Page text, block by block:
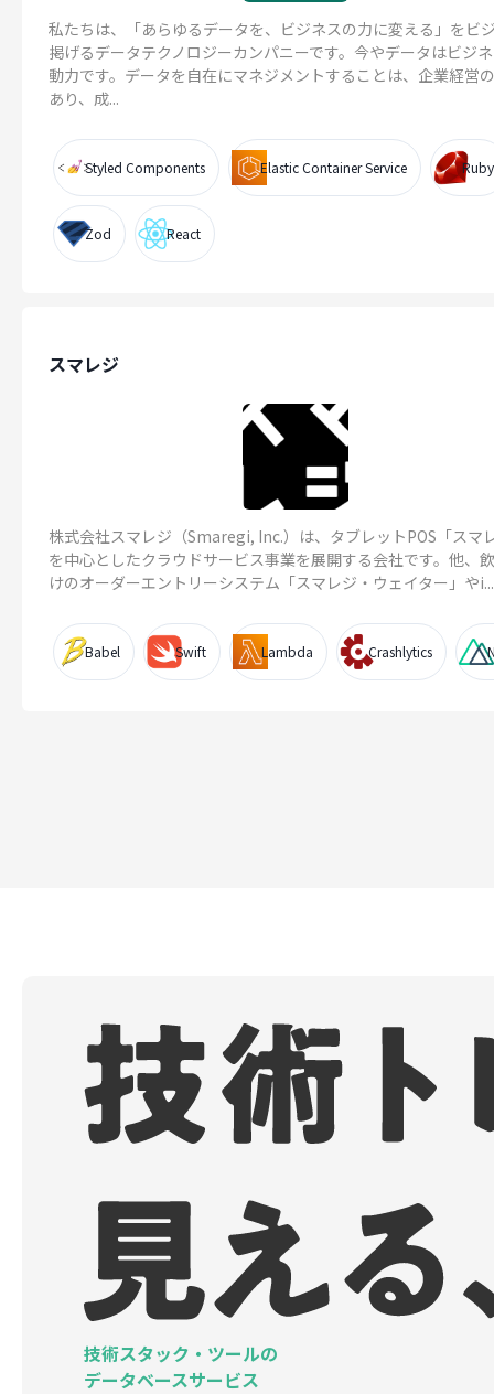
私たちは、「あらゆるデータを、ビジネスの力に変える」をビ
掲げるデータテクノロジーカンパニーです。今やデータはビジ
動力です。データを自在にマネジメントすることは、企業経営
あり、成...
Styled Components Elastic Container Service Ruby
Zod React
スマレジ
株式会社スマレジ（Smaregi, Inc.）は、タブレットPOS「スマ
を中心としたクラウドサービス事業を展開する会社です。他、
けのオーダーエントリーシステム「スマレジ・ウェイター」やi...
Babel Swift Lambda Crashlytics
技術スタック・ツールの
データベースサービス